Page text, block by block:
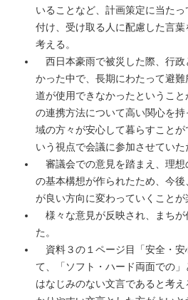
いることなど、計画策定に当た
付け、受け取る人に配慮した言
考える。
西日本豪雨で被災した際、行政
かった中で、長期にわたって避
道が使用できなかったというこ
の連携方法について高い関心を
域の方々が安心して暮らすこと
いう視点で会議に参加させていた
審議会での意見を踏まえ、理想
の基本構想が作られたため、今
が良い方向に変わっていくことが
様々な意見が反映され、まちが
た。
資料３の１ページ目「安全・安
て、「ソフト・ハード両面での
はなじみのない文言であると考